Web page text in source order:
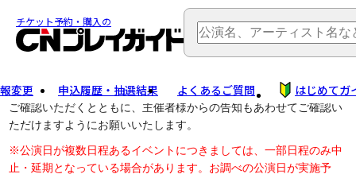
チケット予約・購入の
変更 申込履歴・抽選結果 よくあるご質問 はじめてガ
公演中止に伴う払戻し・延期等のご案内は、以下公演日リンクから
ご確認いただくとともに、主催者様からの告知もあわせてご確認い
ただけますようにお願いいたします。
※公演日が複数日程あるイベントにつきましては、一部日程のみ中
止・延期となっている場合があります。お調べの公演日が実施予